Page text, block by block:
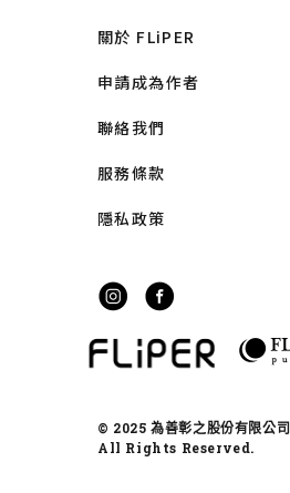
關於 FLiPER
申請成為作者
聯絡我們
服務條款
隱私政策
© 2025 為善彰之股份有限公司
All Rights Reserved.